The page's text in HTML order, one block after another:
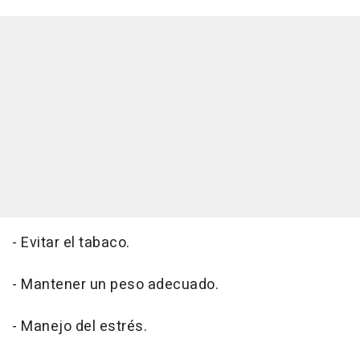
- Evitar el tabaco.
- Mantener un peso adecuado.
- Manejo del estrés.